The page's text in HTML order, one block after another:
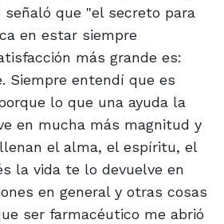
señaló que "el secreto para
en estar siempre
más grande es:
Siempre entendí que es
lo que una ayuda la
en mucha más magnitud y
el alma, el espíritu, el
la vida te lo devuelve en
en general y otras cosas
ser farmacéutico me abrió